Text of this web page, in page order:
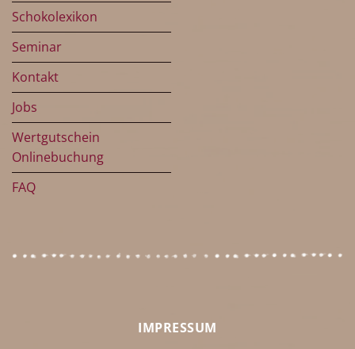
Schokolexikon
Seminar
Kontakt
Jobs
Wertgutschein
Onlinebuchung
FAQ
IMPRESSUM